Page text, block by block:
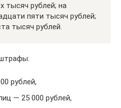
тысяч рублей; на
пяти тысяч рублей;
тысяч рублей.
рублей,
— 25 000 рублей,